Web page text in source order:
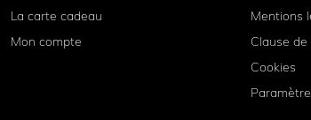
La carte cadeau
Mon compte
Mentions
Clause
Cookies